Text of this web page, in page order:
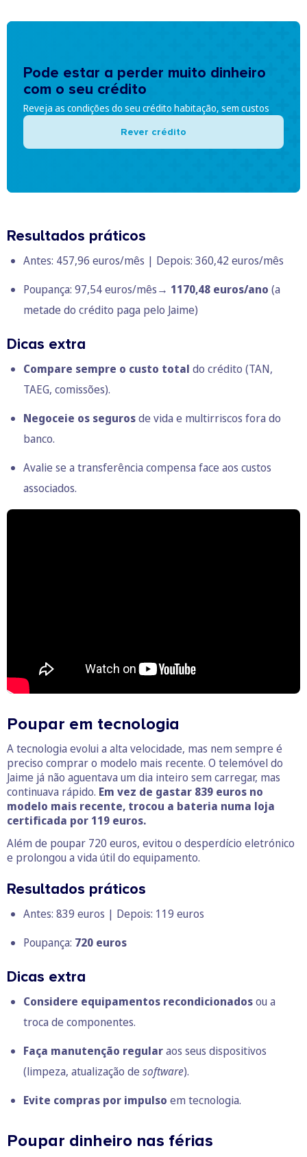
Pode estar a perder muito dinheiro
com o seu crédito
Reveja as condições do seu crédito habitação, sem custos
Rever crédito
Resultados práticos
Antes: 457,96 euros/mês | Depois: 360,42 euros/mês
Poupança: 97,54 euros/mês→ 1170,48 euros/ano (a
metade do crédito paga pelo Jaime)
Dicas extra
Compare sempre o custo total do crédito (TAN,
TAEG, comissões).
Negoceie os segurosde vida e multirriscos fora do
banco.
Avalie se a transferência compensa face aos custos
associados.
Poupar em tecnologia
A tecnologia evolui a alta velocidade, mas nem sempre é
preciso comprar o modelo mais recente. O telemóvel do
Jaime já não aguentava um dia inteiro sem carregar, mas
continuava rápido. Em vez de gastar 839 euros no
modelo mais recente, trocou a bateria numa loja
certificada por 119 euros.
Além de poupar 720 euros, evitou o desperdício eletrónico
e prolongou a vida útil do equipamento.
Resultados práticos
Antes: 839 euros | Depois: 119 euros
Poupança: 720 euros
Dicas extra
Considere equipamentos recondicionadosou a
troca de componentes.
Faça manutenção regularaos seus dispositivos
(limpeza, atualização de software).
Evite compras por impulso em tecnologia.
Poupar dinheiro nas férias